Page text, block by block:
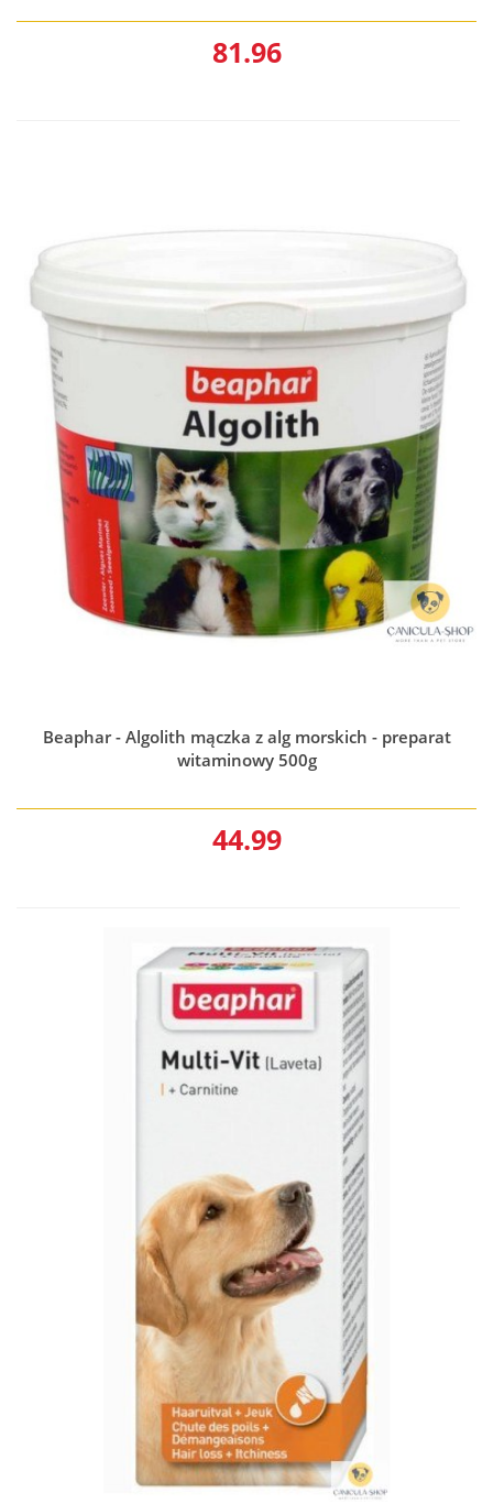
81.96
Beaphar - Algolith mączka z alg morskich - preparat
witaminowy 500g
44.99